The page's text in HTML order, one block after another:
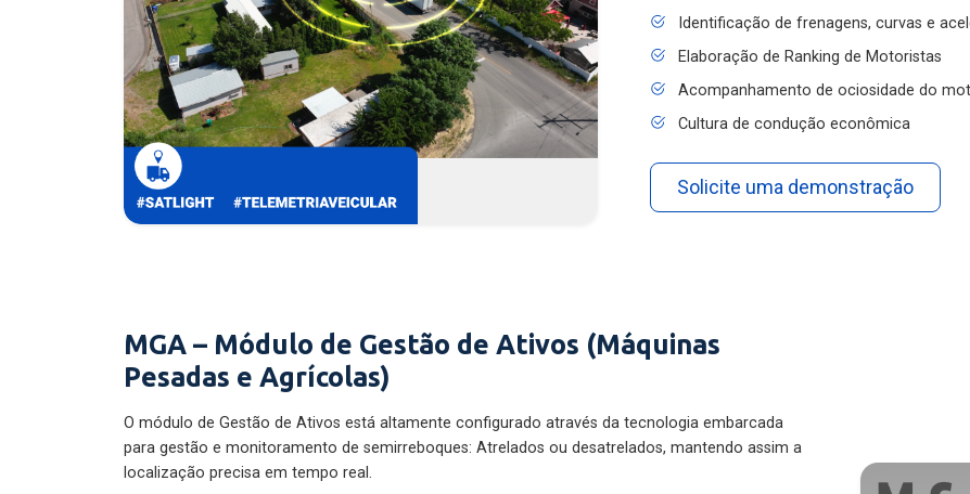
Identificação de frenagens, curvas e
Elaboração de Ranking de Motoristas
Acompanhamento de ociosidade do
Cultura de condução econômica
Solicite uma demonstração
MGA – Módulo de Gestão de Ativos (Máquinas
Pesadas e Agrícolas)
O módulo de Gestão de Ativos está altamente configurado através da tecnologia embarcada
para gestão e monitoramento de semirreboques: Atrelados ou desatrelados, mantendo assim a
localização precisa em tempo real.